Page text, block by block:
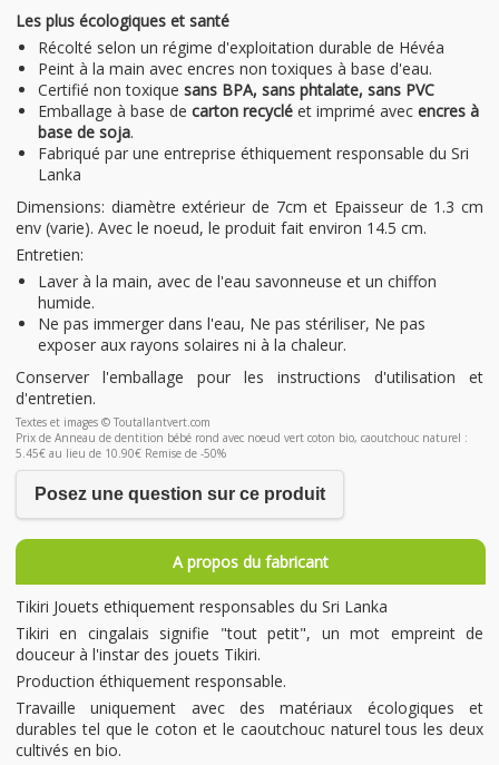
Les plus écologiques et santé
Récolté selon un régime d'exploitation durable de Hévéa
Peint à la main avec encres non toxiques à base d'eau.
Certifié non toxique sans BPA, sans phtalate, sans PVC
Emballage à base de carton recyclé et imprimé avec encres à
base de soja.
Fabriqué par une entreprise éthiquement responsable du Sri
Lanka
Dimensions: diamètre extérieur de 7cm et Epaisseur de 1.3 cm
env (varie). Avec le noeud, le produit fait environ 14.5 cm.
Entretien:
Laver à la main, avec de l'eau savonneuse et un chiffon
humide.
Ne pas immerger dans l'eau, Ne pas stériliser, Ne pas
exposer aux rayons solaires ni à la chaleur.
Conserver l'emballage pour les instructions d'utilisation et
d'entretien.
Textes et images © Toutallantvert.com
Prix de Anneau de dentition bébé rond avec noeud vert coton bio, caoutchouc naturel :
5.45€ au lieu de 10.90€ Remise de -50%
Posez une question sur ce produit
A propos du fabricant
Tikiri Jouets ethiquement responsables du Sri Lanka
Tikiri en cingalais signifie "tout petit", un mot empreint de
douceur à l'instar des jouets Tikiri.
Production éthiquement responsable.
Travaille uniquement avec des matériaux écologiques et
durables tel que le coton et le caoutchouc naturel tous les deux
cultivés en bio.